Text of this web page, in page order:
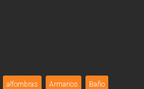
alfombras Armarios Baño